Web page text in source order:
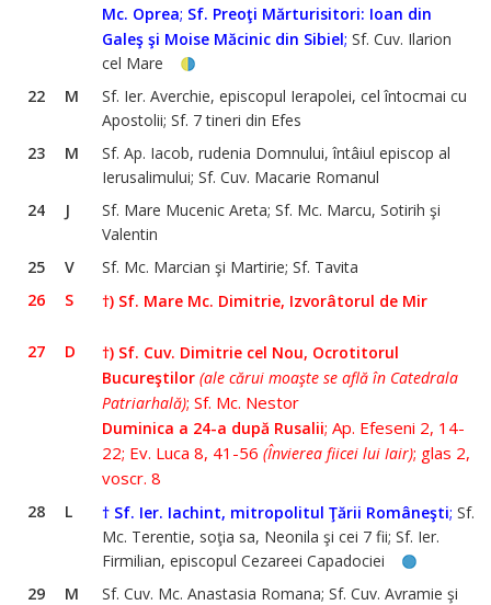
Mc. Oprea; Sf. Preoţi Mărturisitori: Ioan din
Galeş şi Moise Măcinic din Sibiel; Sf. Cuv. Ilarion
cel Mare
22
M
Sf. Ier. Averchie, episcopul Ierapolei, cel întocmai cu
Apostolii; Sf. 7 tineri din Efes
23
M
Sf. Ap. Iacob, rudenia Domnului, întâiul episcop al
Ierusalimului; Sf. Cuv. Macarie Romanul
24
J
Sf. Mare Mucenic Areta; Sf. Mc. Marcu, Sotirih şi
Valentin
25
V
Sf. Mc. Marcian şi Martirie; Sf. Tavita
26
S †) Sf. Mare Mc. Dimitrie, Izvorâtorul de Mir
27 D †) Sf. Cuv. Dimitrie cel Nou, Ocrotitorul
Bucureştilor (ale cărui moaşte se află în Catedrala
Patriarhală); Sf. Mc. Nestor
Duminica a 24-a după Rusalii; Ap. Efeseni 2, 14-
22; Ev. Luca 8, 41-56 (Învierea fiicei lui Iair); glas 2,
voscr. 8
28 L † Sf. Ier. Iachint, mitropolitul Ţării Româneşti; Sf.
Mc. Terentie, soţia sa, Neonila şi cei 7 fii; Sf. Ier.
Firmilian, episcopul Cezareei Capadociei
29
M
Sf. Cuv. Mc. Anastasia Romana; Sf. Cuv. Avramie şi